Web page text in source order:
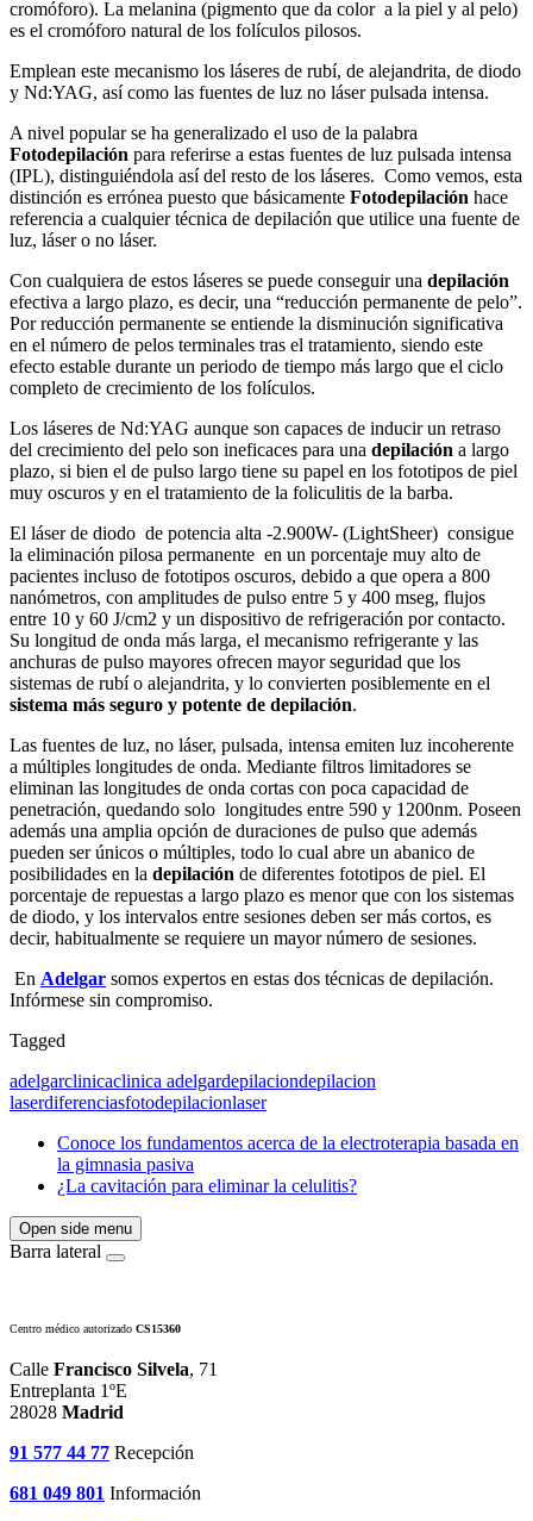
cromóforo). La melanina (pigmento que da color a la piel y al pelo)
es el cromóforo natural de los folículos pilosos.
Emplean este mecanismo los láseres de rubí, de alejandrita, de diodo
y Nd:YAG, así como las fuentes de luz no láser pulsada intensa.
A nivel popular se ha generalizado el uso de la palabra
Fotodepilación para referirse a estas fuentes de luz pulsada intensa
(IPL), distinguiéndola así del resto de los láseres. Como vemos, esta
distinción es errónea puesto que básicamente Fotodepilación hace
referencia a cualquier técnica de depilación que utilice una fuente de
luz, láser o no láser.
Con cualquiera de estos láseres se puede conseguir una depilación
efectiva a largo plazo, es decir, una “reducción permanente de pelo”.
Por reducción permanente se entiende la disminución significativa
en el número de pelos terminales tras el tratamiento, siendo este
efecto estable durante un periodo de tiempo más largo que el ciclo
completo de crecimiento de los folículos.
Los láseres de Nd:YAG aunque son capaces de inducir un retraso
del crecimiento del pelo son ineficaces para una depilación a largo
plazo, si bien el de pulso largo tiene su papel en los fototipos de piel
muy oscuros y en el tratamiento de la foliculitis de la barba.
El láser de diodo de potencia alta -2.900W- (LightSheer) consigue
la eliminación pilosa permanente en un porcentaje muy alto de
pacientes incluso de fototipos oscuros, debido a que opera a 800
nanómetros, con amplitudes de pulso entre 5 y 400 mseg, flujos
entre 10 y 60 J/cm2 y un dispositivo de refrigeración por contacto.
Su longitud de onda más larga, el mecanismo refrigerante y las
anchuras de pulso mayores ofrecen mayor seguridad que los
sistemas de rubí o alejandrita, y lo convierten posiblemente en el
sistema más seguro y potente de depilación.
Las fuentes de luz, no láser, pulsada, intensa emiten luz incoherente
a múltiples longitudes de onda. Mediante filtros limitadores se
eliminan las longitudes de onda cortas con poca capacidad de
penetración, quedando solo longitudes entre 590 y 1200nm. Poseen
además una amplia opción de duraciones de pulso que además
pueden ser únicos o múltiples, todo lo cual abre un abanico de
posibilidades en la depilación de diferentes fototipos de piel. El
porcentaje de repuestas a largo plazo es menor que con los sistemas
de diodo, y los intervalos entre sesiones deben ser más cortos, es
decir, habitualmente se requiere un mayor número de sesiones.
En Adelgar somos expertos en estas dos técnicas de depilación.
Infórmese sin compromiso.
Tagged
adelgarclinicaclinica adelgardepilaciondepilacion
laserdiferenciasfotodepilacionlaser
Conoce los fundamentos acerca de la electroterapia basada en
la gimnasia pasiva
¿La cavitación para eliminar la celulitis?
Open side menu
Barra lateral
Centro médico autorizado CS15360
Calle Francisco Silvela, 71
Entreplanta 1ºE
28028 Madrid
91 577 44 77 Recepción
681 049 801 Información